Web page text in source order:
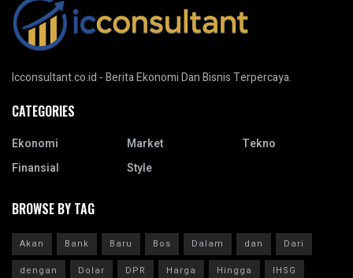
Icconsultant.co.id - Berita Ekonomi Dan Bisnis Terpercaya.
CATEGORIES
Ekonomi
Finansial
Market
Style
Tekno
BROWSE BY TAG
Akan Bank Baru Bos Dalam dan
Dari
dengan
Dolar DPR Harga Hingga IHSG